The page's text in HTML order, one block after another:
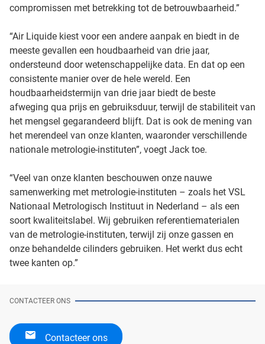
compromissen met betrekking tot de betrouwbaarheid.”
“Air Liquide kiest voor een andere aanpak en biedt in de
meeste gevallen een houdbaarheid van drie jaar,
ondersteund door wetenschappelijke data. En dat op een
consistente manier over de hele wereld. Een
houdbaarheidstermijn van drie jaar biedt de beste
afweging qua prijs en gebruiksduur, terwijl de stabiliteit van
het mengsel gegarandeerd blijft. Dat is ook de mening van
het merendeel van onze klanten, waaronder verschillende
nationale metrologie-instituten”, voegt Jack toe.
“Veel van onze klanten beschouwen onze nauwe
samenwerking met metrologie-instituten – zoals het VSL
Nationaal Metrologisch Instituut in Nederland – als een
soort kwaliteitslabel. Wij gebruiken referentiematerialen
van de metrologie-instituten, terwijl zij onze gassen en
onze behandelde cilinders gebruiken. Het werkt dus echt
twee kanten op.”
CONTACTEER ONS
Contacteer ons